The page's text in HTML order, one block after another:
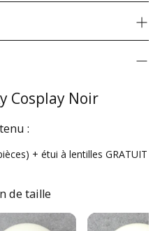
mm
mm
mm
hydrogel
Cosplay Noir
:
+ étui à lentilles GRATUIT
de taille